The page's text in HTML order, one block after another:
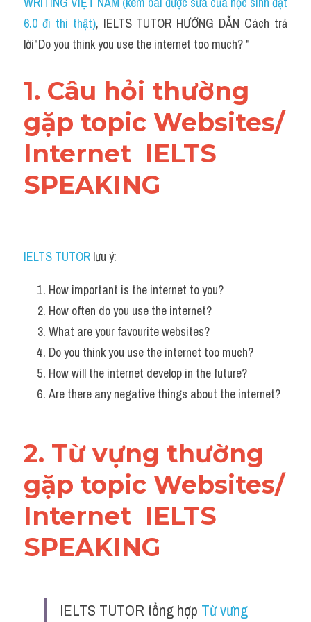
6.0 đi thi thật), IELTS TUTOR HƯỚNG DẪN Cách trả
lời"Do you think you use the internet too much? "
1. Câu hỏi thường
gặp topic Websites/
Internet IELTS
SPEAKING
IELTS TUTOR lưu ý:
How important is the internet to you?
How often do you use the internet?
What are your favourite websites?
Do you think you use the internet too much?
How will the internet develop in the future?
Are there any negative things about the internet?
2. Từ vựng thường
gặp topic Websites/
Internet IELTS
SPEAKING
IELTS TUTOR tổng hợp Từ vưng